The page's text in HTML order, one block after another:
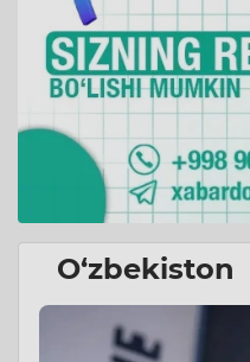
O‘zbekiston